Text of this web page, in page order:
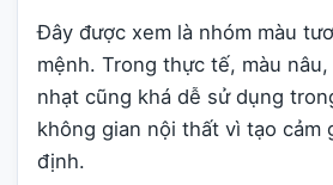
Đây được xem là nhóm màu
mệnh. Trong thực tế, màu
nhạt cũng khá dễ sử dụng
không gian nội thất vì tạo cảm
định.